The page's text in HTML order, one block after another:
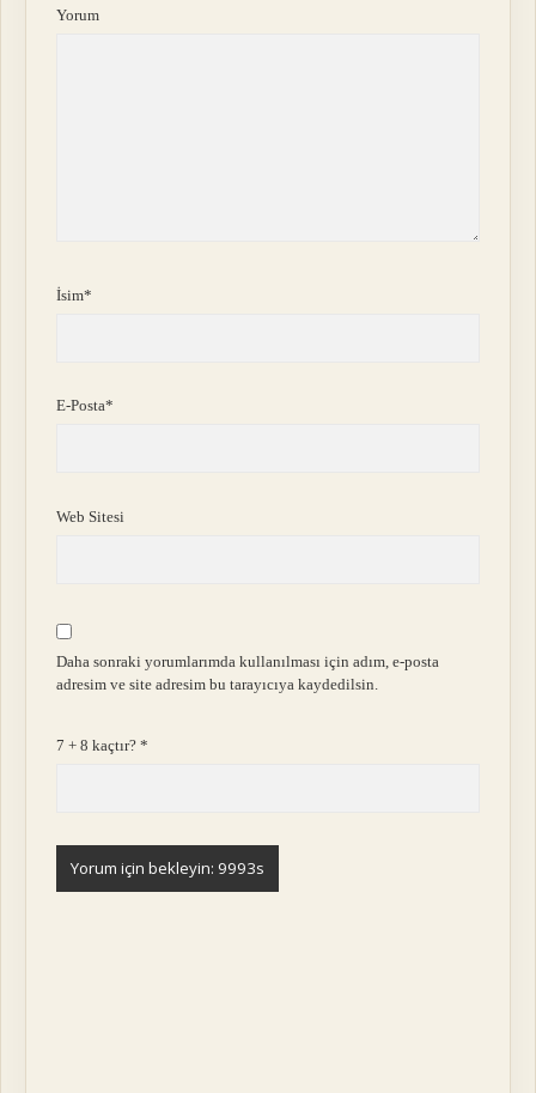
Yorum
İsim*
E-Posta*
Web Sitesi
Daha sonraki yorumlarımda kullanılması için adım, e-posta
adresim ve site adresim bu tarayıcıya kaydedilsin.
7 + 8 kaçtır?*